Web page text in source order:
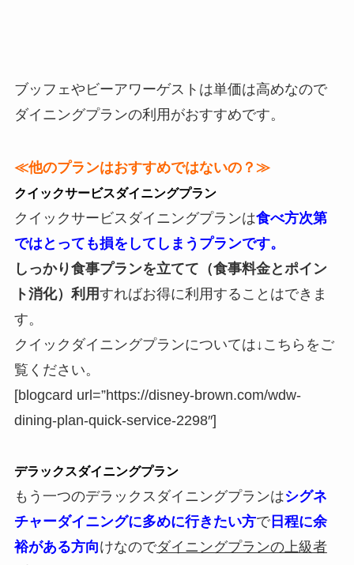
ブッフェやビーアワーゲストは単価は高めなので
ダイニングプランの利用がおすすめです。
≪他のプランはおすすめではないの？≫
クイックサービスダイニングプラン
クイックサービスダイニングプランは食べ方次第
ではとっても損をしてしまうプランです。
しっかり食事プランを立てて（食事料金とポイン
ト消化）利用すればお得に利用することはできま
す。
クイックダイニングプランについては↓こちらをご
覧ください。
[blogcard url=”https://disney-brown.com/wdw-
dining-plan-quick-service-2298″]
デラックスダイニングプラン
もう一つのデラックスダイニングプランはシグネ
チャーダイニングに多めに行きたい方で日程に余
裕がある方向けなのでダイニングプランの上級者